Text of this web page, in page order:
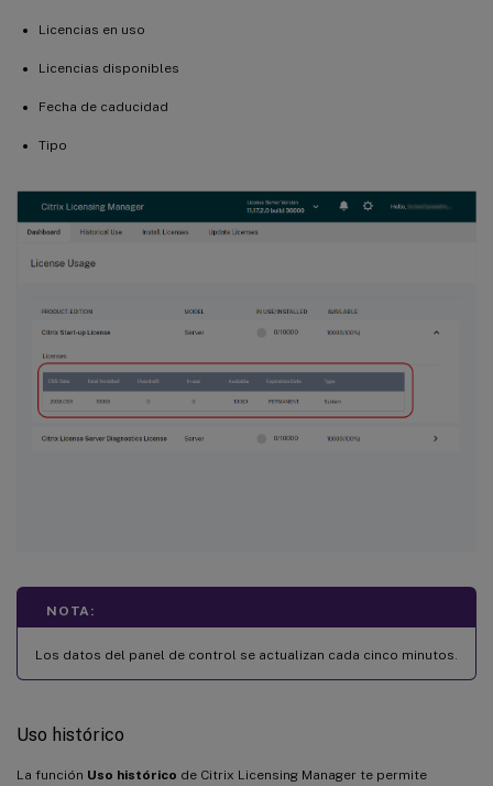
Licencias en uso
Licencias disponibles
Fecha de caducidad
Tipo
NOTA:
Los datos del panel de control se actualizan cada cinco minutos.
Uso histórico
La función Uso histórico de Citrix Licensing Manager te permite